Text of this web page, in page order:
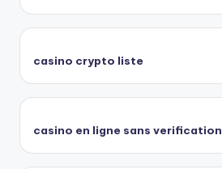
casino crypto liste
casino en ligne sans verification